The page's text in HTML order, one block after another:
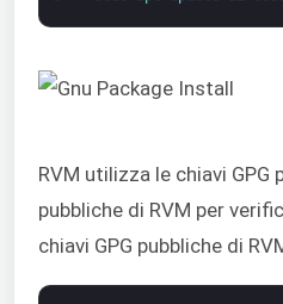
RVM utilizza le chiavi
pubbliche di RVM per
chiavi GPG pubbliche di